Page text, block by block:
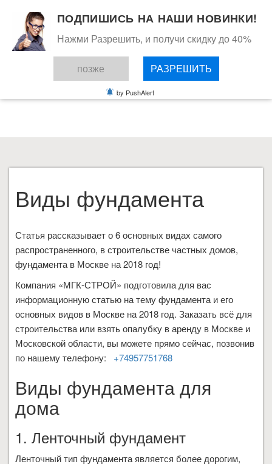
СТАТЬИ
Виды фундамента
Статья рассказывает о 6 основных видах самого
распространенного, в строительстве частных домов,
фундамента в Москве на 2018 год!
Компания «МГК-СТРОЙ» подготовила для вас
информационную статью на тему фундамента и его
основных видов в Москве на 2018 год. Заказать всё для
строительства или взять опалубку в аренду в Москве и
Московской области, вы можете прямо сейчас, позвонив
по нашему телефону:
+74957751768
Виды фундамента для
дома
1. Ленточный фундамент
Ленточный тип фундамента является более дорогим,
ПОДПИШИСЬ НА НАШИ НОВИНКИ!
Нажми Разрешить, и получи скидку до 40%
позже РАЗРЕШИТЬ
by PushAlert